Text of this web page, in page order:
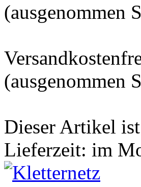
(ausgenommen
(ausgenommen
Dieser Artikel
Lieferzeit: im